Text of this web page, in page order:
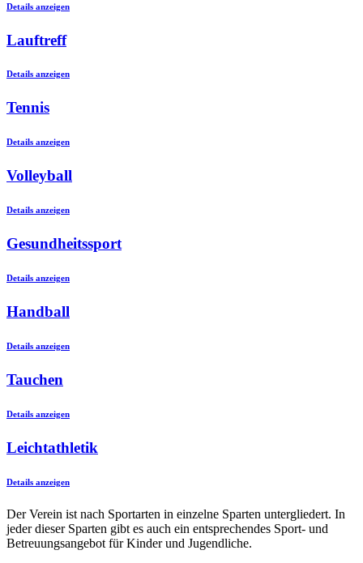
Details anzeigen
Lauftreff
Details anzeigen
Tennis
Details anzeigen
Volleyball
Details anzeigen
Gesundheitssport
Details anzeigen
Handball
Details anzeigen
Tauchen
Details anzeigen
Leichtathletik
Details anzeigen
Der Verein ist nach Sportarten in einzelne Sparten untergliedert. In
jeder dieser Sparten gibt es auch ein entsprechendes Sport- und
Betreuungsangebot für Kinder und Jugendliche.